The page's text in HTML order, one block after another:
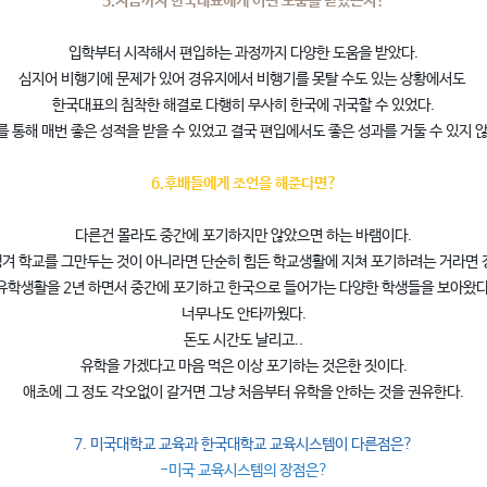
입학부터 시작해서 편입하는 과정까지 다양한 도움을 받았다.
심지어 비행기에 문제가 있어 경유지에서 비행기를 못탈 수도 있는 상황에서도
한국대표의 침착한 해결로 다행히 무사히 한국에 귀국할 수 있었다.
통해 매번 좋은 성적을 받을 수 있었고 결국 편입에서도 좋은 성과를 거둘 수 있지
6.후배들에게 조언을 해준다면?
다른건 몰라도 중간에 포기하지만 않았으면 하는 바램이다.
학교를 그만두는 것이 아니라면 단순히 힘든 학교생활에 지쳐 포기하려는 거라면
학생활을 2년 하면서 중간에 포기하고 한국으로 들어가는 다양한 학생들을 보아왔
너무나도 안타까웠다.
돈도 시간도 날리고..
유학을 가겠다고 마음 먹은 이상 포기하는 것은한 짓이다.
애초에 그 정도 각오없이 갈거면 그냥 처음부터 유학을 안하는 것을 권유한다.
7. 미국대학교 교육과 한국대학교 교육시스템이 다른점은?
-미국 교육시스템의 장점은?